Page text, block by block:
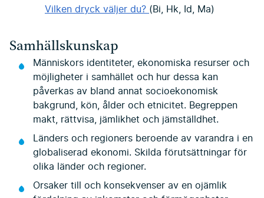
Vilken dryck väljer du? (Bi, Hk, Id, Ma)
Samhällskunskap
Människors identiteter, ekonomiska resurser och
möjligheter i samhället och hur dessa kan
påverkas av bland annat socioekonomisk
bakgrund, kön, ålder och etnicitet. Begreppen
makt, rättvisa, jämlikhet och jämställdhet.
Länders och regioners beroende av varandra i en
globaliserad ekonomi. Skilda förutsättningar för
olika länder och regioner.
Orsaker till och konsekvenser av en ojämlik